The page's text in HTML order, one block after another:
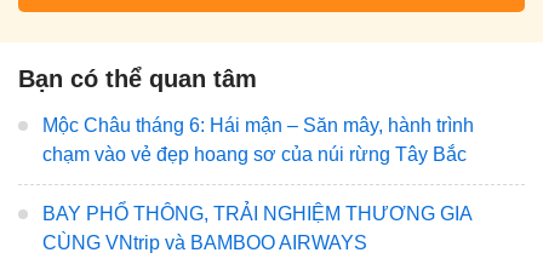
Bạn có thể quan tâm
Mộc Châu tháng 6: Hái mận – Săn mây, hành trình
chạm vào vẻ đẹp hoang sơ của núi rừng Tây Bắc
BAY PHỔ THÔNG, TRẢI NGHIỆM THƯƠNG GIA
CÙNG VNtrip và BAMBOO AIRWAYS